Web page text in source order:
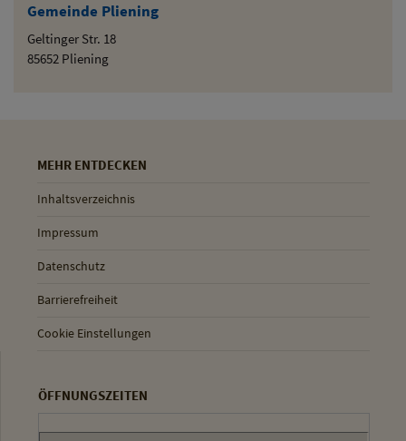
Gemeinde Pliening
Geltinger Str. 18
85652 Pliening
MEHR ENTDECKEN
Inhaltsverzeichnis
Impressum
Datenschutz
Barrierefreiheit
Cookie Einstellungen
ÖFFNUNGSZEITEN